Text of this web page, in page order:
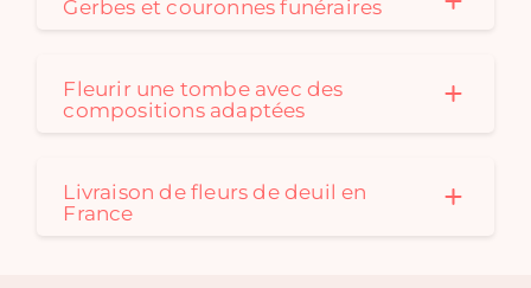
Gerbes et couronnes funéraires
Fleurir une tombe avec des
compositions adaptées
Livraison de fleurs de deuil en
France